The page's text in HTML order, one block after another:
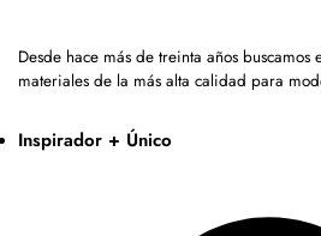
Desde hace más de treinta años buscamos
materiales de la más alta calidad para
Inspirador + Único